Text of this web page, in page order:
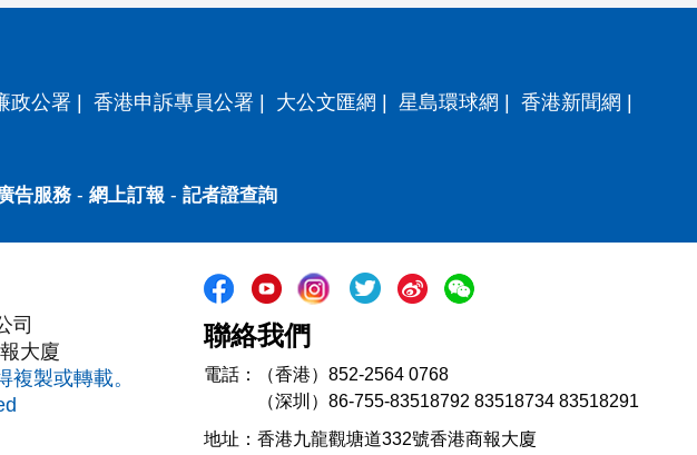
政公署 香港申訴專員公署 大公文匯網 星島環球網 香港新聞網
告服務- 網上訂報 - 記者證查詢
司
大廈
製或轉載。
聯絡我們
電話：（香港）852-2564 0768
（深圳）86-755-83518792 83518734 83518291
地址：香港九龍觀塘道332號香港商報大廈